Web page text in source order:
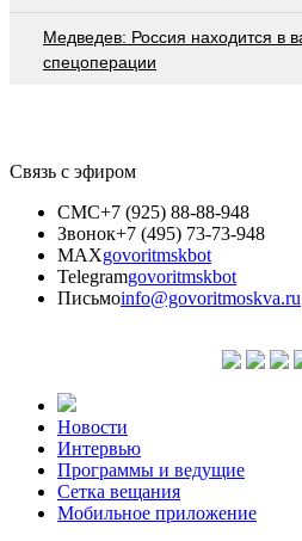
Медведев: Россия находится в
спецоперации
Связь с эфиром
СМС+7 (925) 88-88-948
Звонок+7 (495) 73-73-948
MAXgovoritmskbot
Telegramgovoritmskbot
Письмоinfo@govoritmoskva.ru
Новости
Интервью
Программы и ведущие
Сетка вещания
Мобильное приложение